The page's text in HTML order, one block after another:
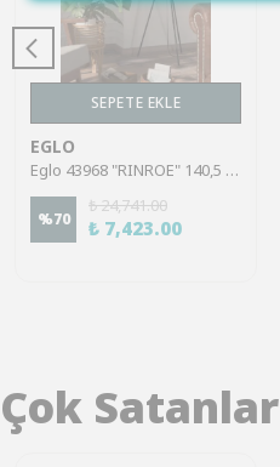
SEPETE EKLE
EGLO
Eglo 43968 "RINROE" 140,5 Cm Yüksekliğinde Çelik Köşe Lambası Lambader
%70
₺ 24,741.00
₺ 7,423.00
Çok Satanlar